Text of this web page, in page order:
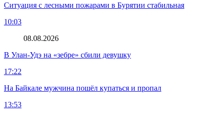
Ситуация с лесными пожарами в Бурятии стабильная
10:03
08.08.2026
В Улан-Удэ на «зебре» сбили девушку
17:22
На Байкале мужчина пошёл купаться и пропал
13:53